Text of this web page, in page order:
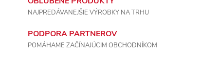
NAJPREDÁVANEJŠIE VÝROBKY NA TRHU
PODPORA PARTNEROV
POMÁHAME ZAČÍNAJÚCIM OBCHODNÍKOM